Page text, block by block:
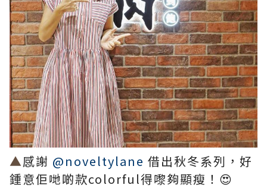
▲感謝 @noveltylane 借出秋冬系列，好
鍾意佢哋啲款colorful得嚟夠顯瘦！😍​